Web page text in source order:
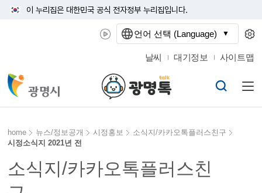
이 누리집은 대한민국 공식 전자정부 누리집입니다.
날씨 대기정보 사이트맵
home 뉴스/정보공개 시정홍보
소식지/카카오톡플러스친구
시정소식지 2021년 전
소식지/카카오톡플러스친
언어 선택 (Language)